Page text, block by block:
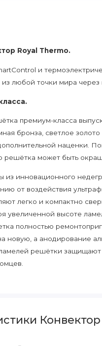
Royal Thermo.
и
любой точки мира
премиум-класса
бронза, светлое
наценки.
решётка может быть
инновационного
от воздействия
легко и компактно
увеличенной высоте
полностью
новую, а анодирование
решётки
востребованные рынком
75 мм для монтажа в